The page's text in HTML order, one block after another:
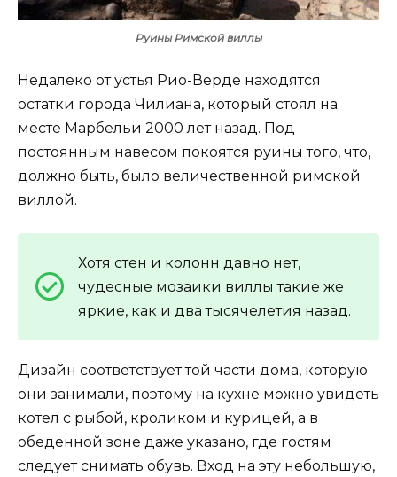
Руины Римской виллы
Недалеко от устья Рио-Верде находятся
остатки города Чилиана, который стоял на
месте Марбельи 2000 лет назад. Под
постоянным навесом покоятся руины того, что,
должно быть, было величественной римской
виллой.
Хотя стен и колонн давно нет,
чудесные мозаики виллы такие же
яркие, как и два тысячелетия назад.
Дизайн соответствует той части дома, которую
они занимали, поэтому на кухне можно увидеть
котел с рыбой, кроликом и курицей, а в
обеденной зоне даже указано, где гостям
следует снимать обувь. Вход на эту небольшую,